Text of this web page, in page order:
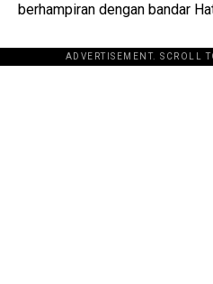
berhampiran dengan bandar
ADVERTISEMENT. SCROLL